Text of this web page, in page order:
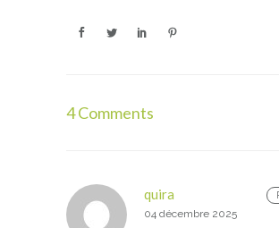
4 Comments
quira
04 décembre 2025